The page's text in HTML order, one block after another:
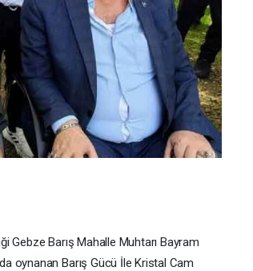
Gebze Barış Mahalle Muhtarı Bayram
oynanan Barış Gücü İle Kristal Cam